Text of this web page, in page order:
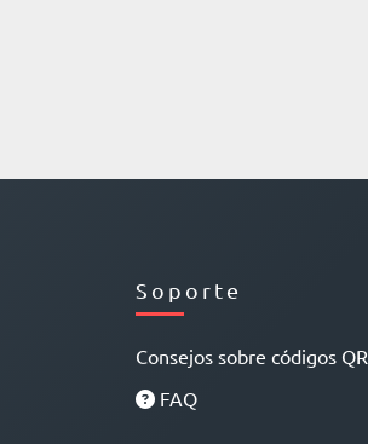
Soporte
Consejos sobre códigos QR
FAQ